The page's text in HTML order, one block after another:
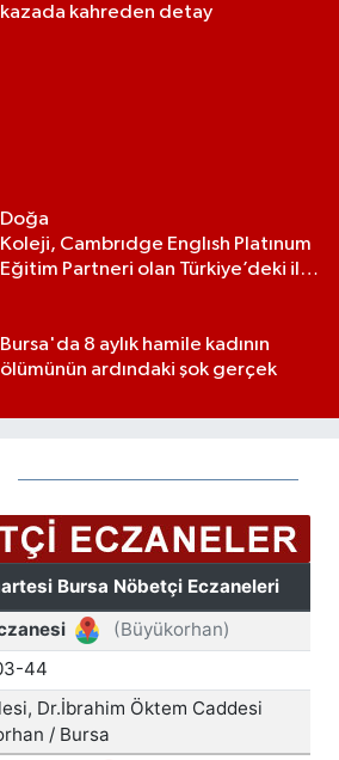
kazada kahreden detay
Doğa
Koleji, Cambrıdge Englısh Platınum
Eğitim Partneri olan Türkiye’deki ilk
Bursa'da 8 aylık hamile kadının
ölümünün ardındaki şok gerçek